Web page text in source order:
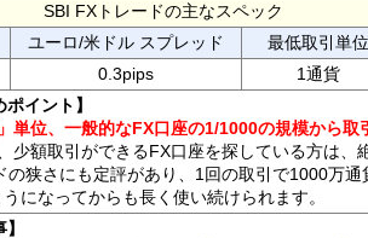
SBI FXトレードの主なスペック
ユーロ/米ドル スプレッド 最低取引単位
0.3pips 1通貨
イント】
」単位、一般的なFX口座の1/1000の規模から取
少額取引ができるFX口座を探している方は、
の狭さにも定評があり、1回の取引で1000万
になってからも長く使い続けられます。